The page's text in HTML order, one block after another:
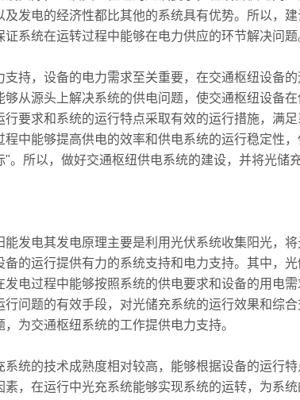
发电的经济性都比其他的系统具有优势。所以，
系统在运转过程中能够在电力供应的环节解决问题
，设备的电力需求至关重要，在交通枢纽设备
从源头上解决系统的供电问题，使交通枢纽设备
要求和系统的运行特点采取有效的运行措施，满
中能够提高供电的效率和供电系统的运行稳定性
。所以，做好交通枢纽供电系统的建设，并将光
电其发电原理主要是利用光伏系统收集阳光，
的运行提供有力的系统支持和电力支持。其中，
电过程中能够按照系统的供电要求和设备的用电
问题的有效手段，对光储充系统的运行效果和综
为交通枢纽系统的工作提供电力支持。
的技术成熟度相对较高，能够根据设备的运行
，在运行中光充系统能够实现系统的运转，为系